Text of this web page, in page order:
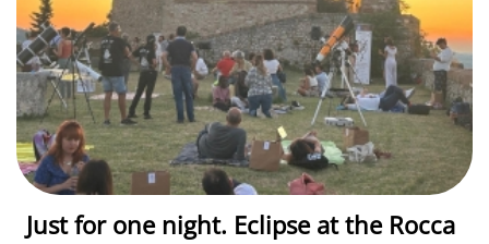
Just for one night. Eclipse at the Rocca